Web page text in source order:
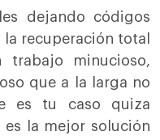
dejando códigos
recuperación total
trabajo minucioso,
que a la larga no
es tu caso quiza
la mejor solución